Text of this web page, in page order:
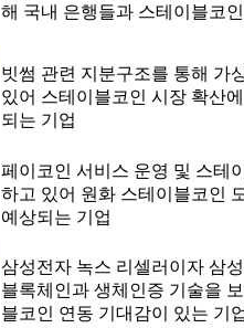
해 국내 은행들과 스테이블코
빗썸 관련 지분구조를 통해 가
있어 스테이블코인 시장 확산
되는 기업
페이코인 서비스 운영 및 스테
하고 있어 원화 스테이블코인
예상되는 기업
삼성전자 녹스 리셀러이자 삼
블록체인과 생체인증 기술을
블코인 연동 기대감이 있는 기